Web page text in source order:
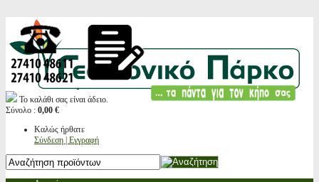
Το καλάθι σας είναι άδειο.
Σύνολο : 0,00 €
Καλώς ήρθατε
Σύνδεση | Εγγραφή